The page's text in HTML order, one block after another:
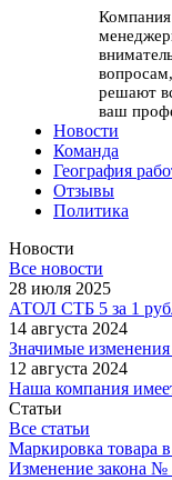
Компания
решают
ваш
Новости
Команда
География
Отзывы
Политика
Новости
Все новости
28 июля 2025
АТОЛ СТБ 5 за 1
14 августа 2024
Значимые изменения
12 августа 2024
Наша компания
Статьи
Все статьи
Маркировка товара
Изменение закона